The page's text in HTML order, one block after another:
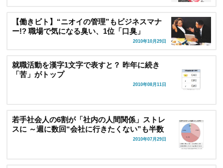
【働きビト】“ニオイの管理”もビジネスマナ
ー!? 職場で気になる臭い、1位「口臭」
2010年10月29日
就職活動を漢字1文字で表すと？ 昨年に続き
「苦」がトップ
2010年08月11日
若手社会人の6割が「社内の人間関係」ストレ
スに ～週に数回“会社に行きたくない”も半数
2010年07月29日